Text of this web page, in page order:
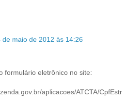
de maio de 2012 às 14:26
formulário eletrônico no site:
aplicacoes/ATCTA/CpfEstr